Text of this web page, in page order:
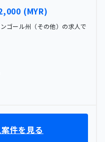
(MYR)
ゴール州（その他）の求人で
件を見る